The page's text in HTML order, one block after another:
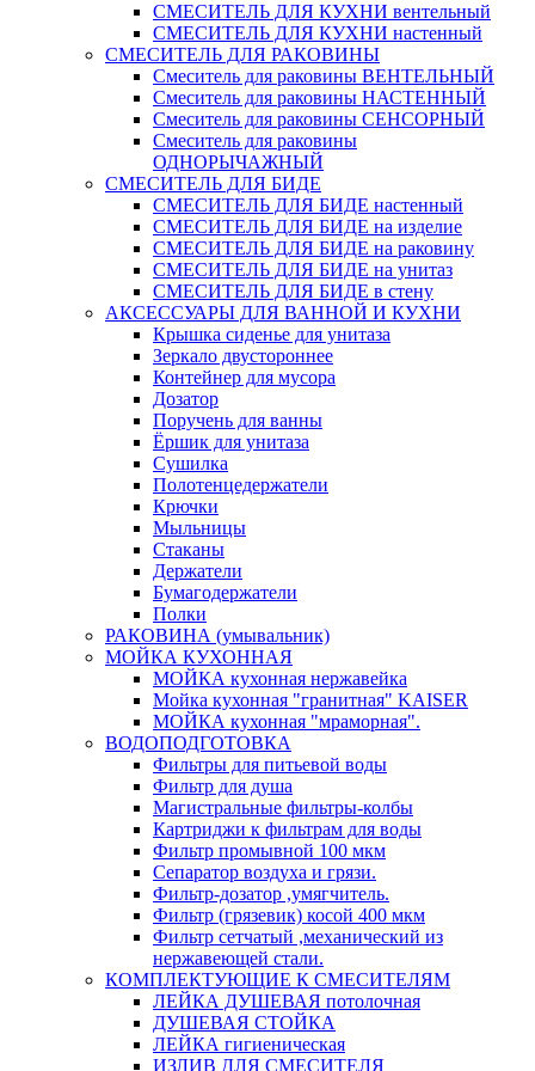
СМЕСИТЕЛЬ ДЛЯ КУХНИ вентельный
СМЕСИТЕЛЬ ДЛЯ КУХНИ настенный
СМЕСИТЕЛЬ ДЛЯ РАКОВИНЫ
Смеситель для раковины ВЕНТЕЛЬНЫЙ
Смеситель для раковины НАСТЕННЫЙ
Смеситель для раковины СЕНСОРНЫЙ
Смеситель для раковины
ОДНОРЫЧАЖНЫЙ
СМЕСИТЕЛЬ ДЛЯ БИДЕ
СМЕСИТЕЛЬ ДЛЯ БИДЕ настенный
СМЕСИТЕЛЬ ДЛЯ БИДЕ на изделие
СМЕСИТЕЛЬ ДЛЯ БИДЕ на раковину
СМЕСИТЕЛЬ ДЛЯ БИДЕ на унитаз
СМЕСИТЕЛЬ ДЛЯ БИДЕ в стену
АКСЕССУАРЫ ДЛЯ ВАННОЙ И КУХНИ
Крышка сиденье для унитаза
Зеркало двустороннее
Контейнер для мусора
Дозатор
Поручень для ванны
Ёршик для унитаза
Сушилка
Полотенцедержатели
Крючки
Мыльницы
Стаканы
Держатели
Бумагодержатели
Полки
РАКОВИНА (умывальник)
МОЙКА КУХОННАЯ
МОЙКА кухонная нержавейка
Мойка кухонная "гранитная" KAISER
МОЙКА кухонная "мраморная".
ВОДОПОДГОТОВКА
Фильтры для питьевой воды
Фильтр для душа
Магистральные фильтры-колбы
Картриджи к фильтрам для воды
Фильтр промывной 100 мкм
Сепаратор воздуха и грязи.
Фильтр-дозатор ,умягчитель.
Фильтр (грязевик) косой 400 мкм
Фильтр сетчатый ,механический из
нержавеющей стали.
КОМПЛЕКТУЮЩИЕ К СМЕСИТЕЛЯМ
ЛЕЙКА ДУШЕВАЯ потолочная
ДУШЕВАЯ СТОЙКА
ЛЕЙКА гигиеническая
ИЗЛИВ ДЛЯ СМЕСИТЕЛЯ